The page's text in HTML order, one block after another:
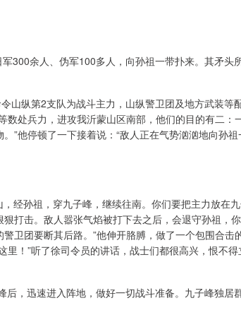
300余人、伪军100多人，向孙祖一带扑来。其矛头
山纵第2支队为战斗主力，山纵警卫团及地方武装等
处兵力，进攻我沂蒙山区南部，他们的目的有二：
”他停顿了一下接着说：“敌人正在气势汹汹地向孙
经孙祖，穿九子峰，继续往南。你们要把主力放在
打击。敌人嚣张气焰被打下去之后，会退守孙祖，
卫团要断其后路。”他伸开胳膊，做了一个包围合击
！”听了徐司令员的讲话，战士们都很高兴，恨不
，迅速进入阵地，做好一切战斗准备。九子峰独居